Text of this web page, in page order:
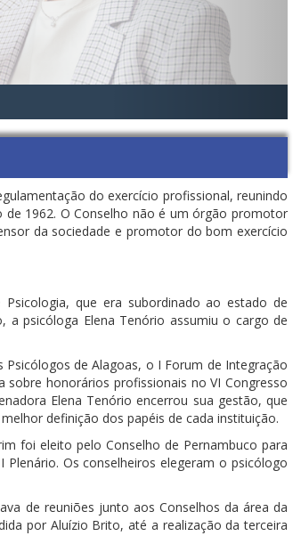
do exercício profissional, reunindo
de 1962. O Conselho não é um órgão promotor
da sociedade e promotor do bom exercício
que era subordinado ao estado de
a psicóloga Elena Tenório assumiu o cargo de
de Alagoas, o I Forum de Integração
honorários profissionais no VI Congresso
Elena Tenório encerrou sua gestão, que
definição dos papéis de cada instituição.
foi eleito pelo Conselho de Pernambuco para
Os conselheiros elegeram o psicólogo
de reuniões junto aos Conselhos da área da
por Aluízio Brito, até a realização da terceira